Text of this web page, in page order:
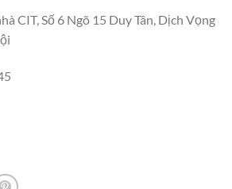
CIT, Số 6 Ngõ 15 Duy Tân, Dịch Vọng